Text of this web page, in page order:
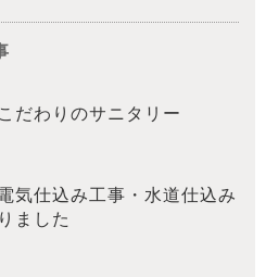
だわりのサニタリー
気仕込み工事・水道仕込み
ました